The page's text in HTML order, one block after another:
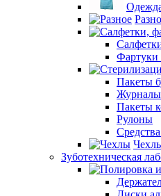
Фартуки
Пакеты
Журналы
Пакеты
Рулоны
Зуботехническая